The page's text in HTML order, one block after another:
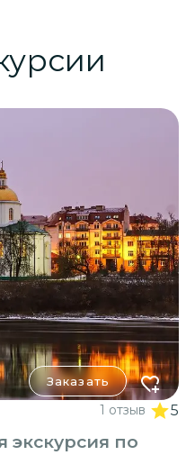
Заказать
1 отзыв 5
экскурсия по